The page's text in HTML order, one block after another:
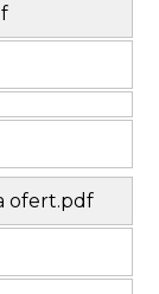
ofert.pdf